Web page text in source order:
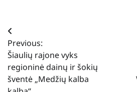
Navigacija
tarp
įrašų
Previous:
Šiaulių rajone vyks
regioninė dainų ir šokių
šventė „Medžių kalba